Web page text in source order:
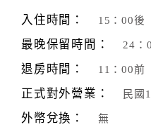
商
合
作
旅
伴
入住時間： 15：00後
最晚保留時間： 24：
退房時間： 11：00前
正式對外營業： 民國
外幣兌換： 無